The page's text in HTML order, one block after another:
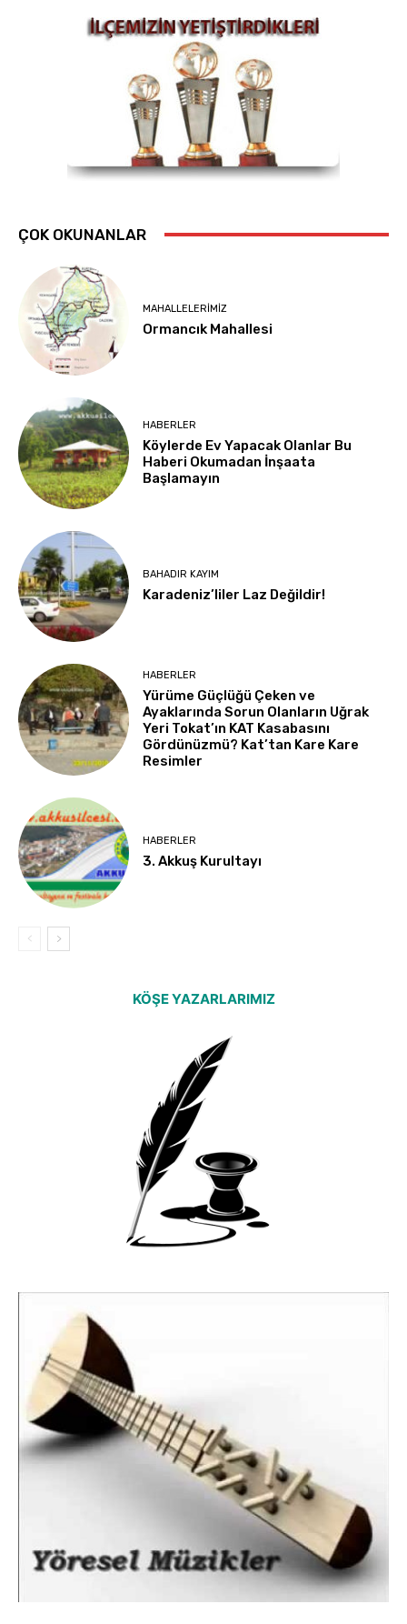
ÇOK OKUNANLAR
MAHALLELERIMIZ
Ormancık Mahallesi
HABERLER
Köylerde Ev Yapacak Olanlar Bu
Haberi Okumadan İnşaata
Başlamayın
BAHADIR KAYIM
Karadeniz’liler Laz Değildir!
HABERLER
Yürüme Güçlüğü Çeken ve
Ayaklarında Sorun Olanların Uğrak
Yeri Tokat’ın KAT Kasabasını
Gördünüzmü? Kat’tan Kare Kare
Resimler
HABERLER
3. Akkuş Kurultayı
KÖŞE YAZARLARIMIZ